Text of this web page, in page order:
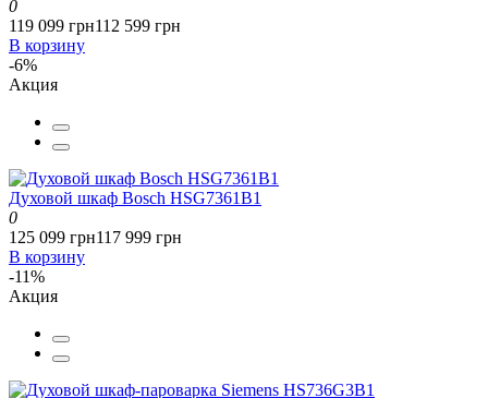
0
119 099 грн112 599 грн
В корзину
-6%
Акция
Духовой шкаф Bosch HSG7361B1
0
125 099 грн117 999 грн
В корзину
-11%
Акция